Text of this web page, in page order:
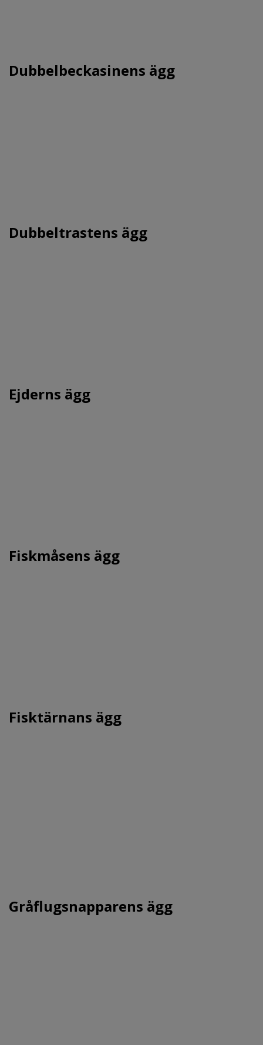
Dubbelbeckasinens ägg
Dubbeltrastens ägg
Ejderns ägg
Fiskmåsens ägg
Fisktärnans ägg
Gråflugsnapparens ägg